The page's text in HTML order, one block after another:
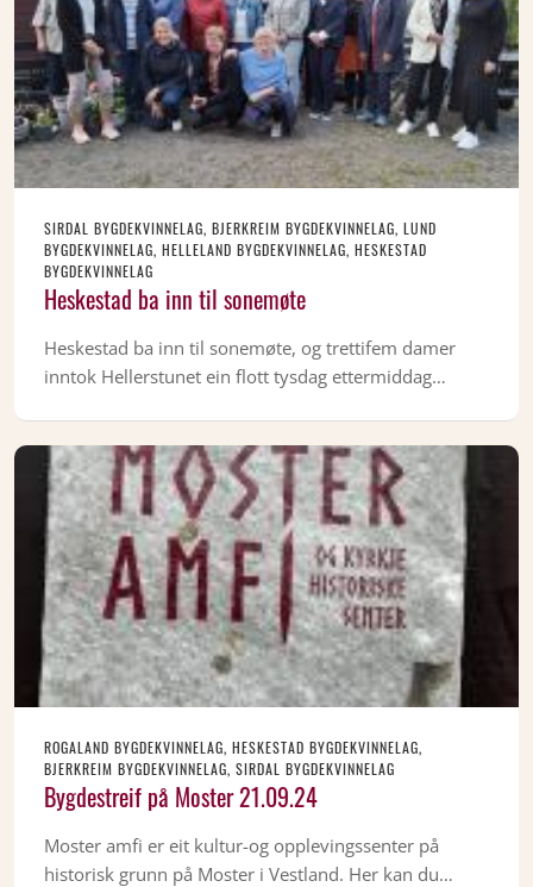
SIRDAL BYGDEKVINNELAG, BJERKREIM BYGDEKVINNELAG, LUND
BYGDEKVINNELAG, HELLELAND BYGDEKVINNELAG, HESKESTAD
BYGDEKVINNELAG
Heskestad ba inn til sonemøte
Heskestad ba inn til sonemøte, og trettifem damer
inntok Hellerstunet ein flott tysdag ettermiddag…
ROGALAND BYGDEKVINNELAG, HESKESTAD BYGDEKVINNELAG,
BJERKREIM BYGDEKVINNELAG, SIRDAL BYGDEKVINNELAG
Bygdestreif på Moster 21.09.24
Moster amfi er eit kultur-og opplevingssenter på
historisk grunn på Moster i Vestland. Her kan du…